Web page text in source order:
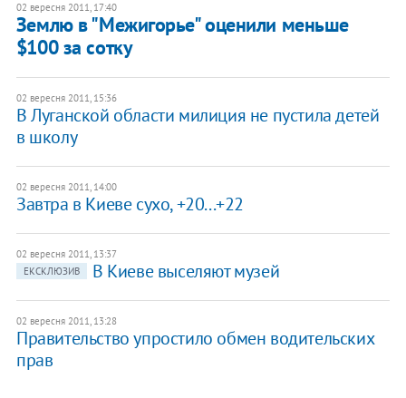
02 вересня 2011, 17:40
Землю в "Межигорье" оценили меньше
$100 за сотку
02 вересня 2011, 15:36
В Луганской области милиция не пустила детей
в школу
02 вересня 2011, 14:00
Завтра в Киеве сухо, +20...+22
02 вересня 2011, 13:37
ЕКСКЛЮЗИВ
В Киеве выселяют музей
02 вересня 2011, 13:28
Правительство упростило обмен водительских
прав